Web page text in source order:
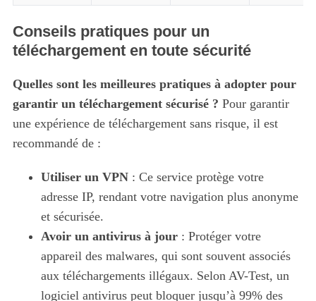
Conseils pratiques pour un
téléchargement en toute sécurité
Quelles sont les meilleures pratiques à adopter pour
garantir un téléchargement sécurisé ? Pour garantir
une expérience de téléchargement sans risque, il est
recommandé de :
Utiliser un VPN: Ce service protège votre
adresse IP, rendant votre navigation plus anonyme
et sécurisée.
Avoir un antivirus à jour: Protéger votre
appareil des malwares, qui sont souvent associés
aux téléchargements illégaux. Selon AV-Test, un
logiciel antivirus peut bloquer jusqu’à 99% des